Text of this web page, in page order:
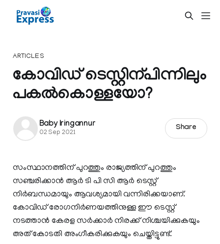
ARTICLES
കോവിഡ് ടെസ്റ്റിന്പിന്നിലും
പകൽകൊള്ളയോ?
Baby Iringannur
02 Sep 2021
Share
സംസ്ഥാനത്തിന് പുറത്തും രാജ്യത്തിന് പുറത്തും
സഞ്ചരിക്കാൻ ആർ ടി പി സി ആർ ടെസ്റ്റ്
നിർബന്ധമായും ആവശ്യമായി വന്നിരിക്കയാണ്.
കോവിഡ് രോഗനിർണയത്തിനുള്ള ഈ ടെസ്റ്റ്
നടത്താൻ കേരള സർക്കാർ നിരക്ക് നിശ്ചയിക്കുകയും
അത് കോടതി അംഗീകരിക്കുകയും ചെയ്തിട്ടുണ്ട്.